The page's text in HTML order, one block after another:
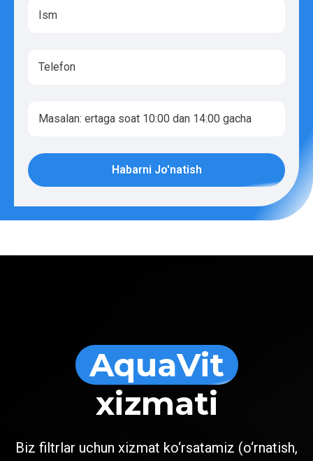
Habarni Jo'natish
AquaVit
xizmati
Biz filtrlar uchun xizmat ko‘rsatamiz (o‘rnatish,